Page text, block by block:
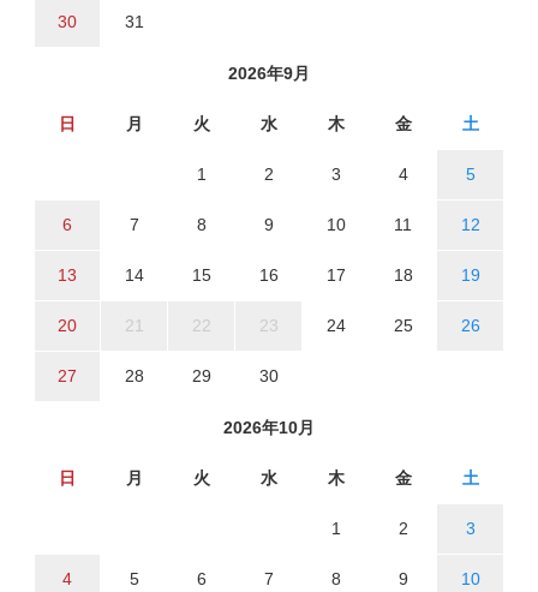
30 31
2026年9月
日 月 火 水 木 金 土
1 2 3 4 5
6 7 8 9 10 11 12
13 14 15 16 17 18 19
20 21 22 23 24 25 26
27 28 29 30
2026年10月
日 月 火 水 木 金 土
1 2 3
4 5 6 7 8 9 10